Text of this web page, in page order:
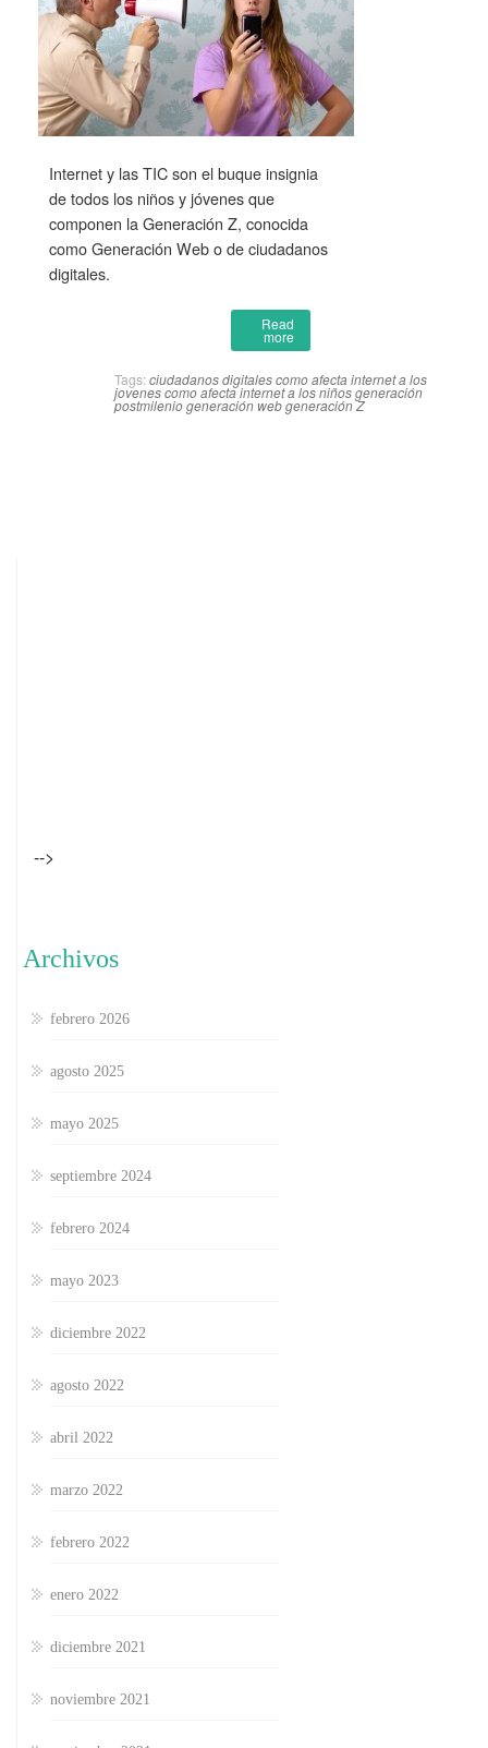
Internet y las TIC son el buque insignia
de todos los niños y jóvenes que
componen la Generación Z, conocida
como Generación Web o de ciudadanos
digitales.
Read
more
Tags: ciudadanos digitalescomo afecta internet a los
jovenescomo afecta internet a los niñosgeneración
postmileniogeneración webgeneración Z
-->
Archivos
febrero 2026
agosto 2025
mayo 2025
septiembre 2024
febrero 2024
mayo 2023
diciembre 2022
agosto 2022
abril 2022
marzo 2022
febrero 2022
enero 2022
diciembre 2021
noviembre 2021